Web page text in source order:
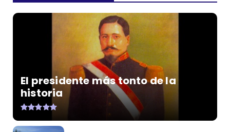
El presidente más tonto de la
historia